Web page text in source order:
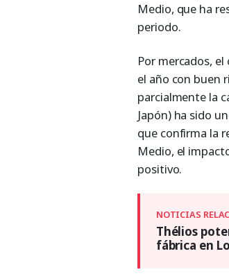
Medio, que ha
periodo.
Por mercados,
el año con buen
parcialmente la
Japón) ha sido
que confirma la
Medio, el
positivo.
Thélios
fábrica en